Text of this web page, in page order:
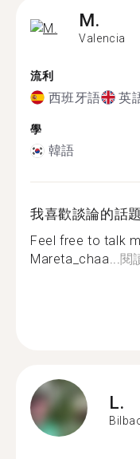
M.
Valencia
流利
西班牙語 英
學
韓語
我喜歡談論的話題
Feel free to talk
Mareta_chaa...閱
L.